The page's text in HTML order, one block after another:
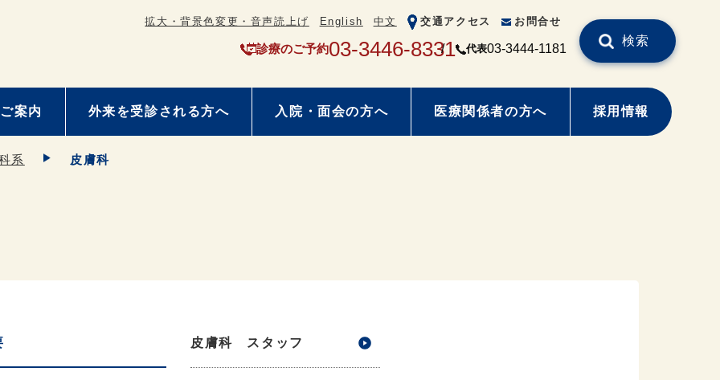
拡大・背景色変更・音声読上げ English 中文 交通アクセス お問合せ
診療のご予約03-3446-8331 代表03-3444-1181
検索
案内 外来を受診される方へ 入院・面会の方へ 医療関係者の方へ 採用情報
系 皮膚科
皮膚科 スタッフ